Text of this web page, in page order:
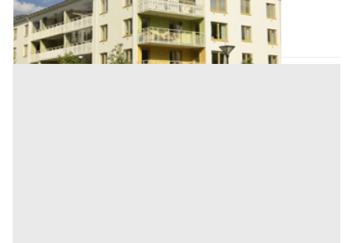
Codice asta: AE9130244
Asta chiusa